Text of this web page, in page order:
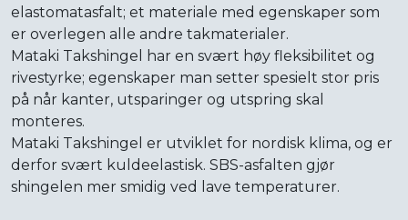
elastomatasfalt; et materiale med egenskaper som
er overlegen alle andre takmaterialer.
Mataki Takshingel har en svært høy fleksibilitet og
rivestyrke; egenskaper man setter spesielt stor pris
på når kanter, utsparinger og utspring skal
monteres.
Mataki Takshingel er utviklet for nordisk klima, og er
derfor svært kuldeelastisk. SBS-asfalten gjør
shingelen mer smidig ved lave temperaturer.